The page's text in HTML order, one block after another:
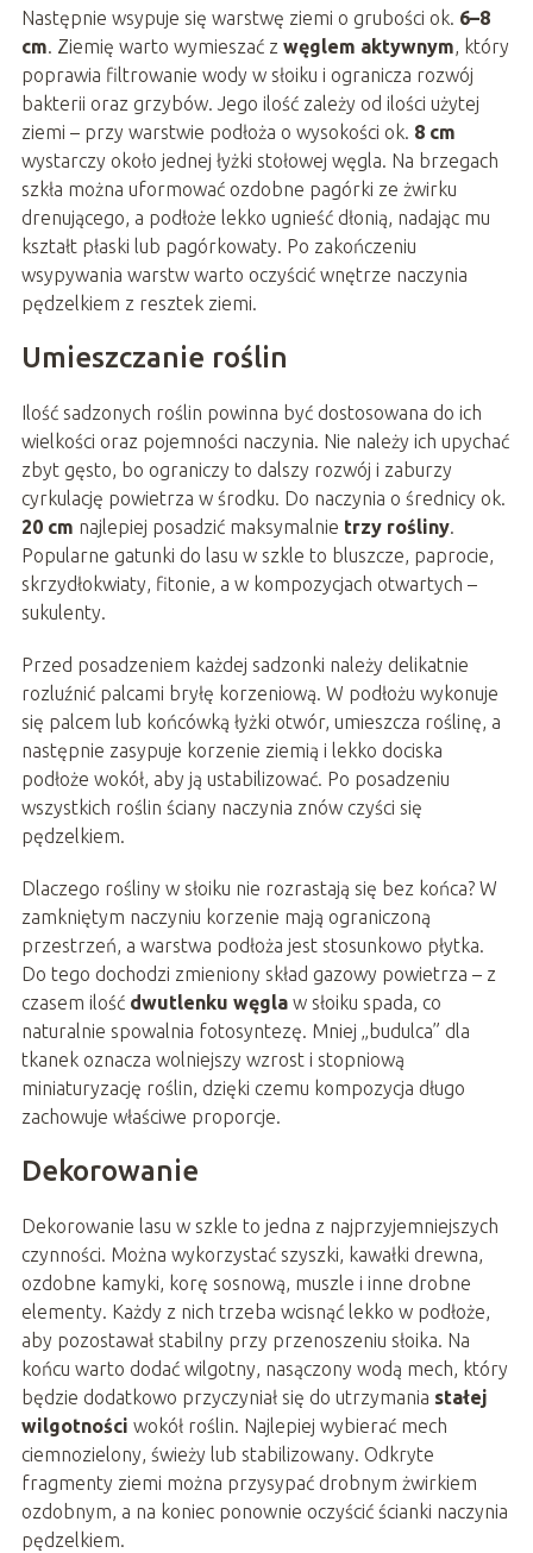
Następnie wsypuje się warstwę ziemi o grubości ok. 6–8
cm. Ziemię warto wymieszać z węglem aktywnym, który
poprawia filtrowanie wody w słoiku i ogranicza rozwój
bakterii oraz grzybów. Jego ilość zależy od ilości użytej
ziemi – przy warstwie podłoża o wysokości ok. 8 cm
wystarczy około jednej łyżki stołowej węgla. Na brzegach
szkła można uformować ozdobne pagórki ze żwirku
drenującego, a podłoże lekko ugnieść dłonią, nadając mu
kształt płaski lub pagórkowaty. Po zakończeniu
wsypywania warstw warto oczyścić wnętrze naczynia
pędzelkiem z resztek ziemi.
Umieszczanie roślin
Ilość sadzonych roślin powinna być dostosowana do ich
wielkości oraz pojemności naczynia. Nie należy ich upychać
zbyt gęsto, bo ograniczy to dalszy rozwój i zaburzy
cyrkulację powietrza w środku. Do naczynia o średnicy ok.
20 cm najlepiej posadzić maksymalnie trzy rośliny.
Popularne gatunki do lasu w szkle to bluszcze, paprocie,
skrzydłokwiaty, fitonie, a w kompozycjach otwartych –
sukulenty.
Przed posadzeniem każdej sadzonki należy delikatnie
rozluźnić palcami bryłę korzeniową. W podłożu wykonuje
się palcem lub końcówką łyżki otwór, umieszcza roślinę, a
następnie zasypuje korzenie ziemią i lekko dociska
podłoże wokół, aby ją ustabilizować. Po posadzeniu
wszystkich roślin ściany naczynia znów czyści się
pędzelkiem.
Dlaczego rośliny w słoiku nie rozrastają się bez końca? W
zamkniętym naczyniu korzenie mają ograniczoną
przestrzeń, a warstwa podłoża jest stosunkowo płytka.
Do tego dochodzi zmieniony skład gazowy powietrza – z
czasem ilość dwutlenku węglaw słoiku spada, co
naturalnie spowalnia fotosyntezę. Mniej „budulca” dla
tkanek oznacza wolniejszy wzrost i stopniową
miniaturyzację roślin, dzięki czemu kompozycja długo
zachowuje właściwe proporcje.
Dekorowanie
Dekorowanie lasu w szkle to jedna z najprzyjemniejszych
czynności. Można wykorzystać szyszki, kawałki drewna,
ozdobne kamyki, korę sosnową, muszle i inne drobne
elementy. Każdy z nich trzeba wcisnąć lekko w podłoże,
aby pozostawał stabilny przy przenoszeniu słoika. Na
końcu warto dodać wilgotny, nasączony wodą mech, który
będzie dodatkowo przyczyniał się do utrzymania stałej
wilgotności wokół roślin. Najlepiej wybierać mech
ciemnozielony, świeży lub stabilizowany. Odkryte
fragmenty ziemi można przysypać drobnym żwirkiem
ozdobnym, a na koniec ponownie oczyścić ścianki naczynia
pędzelkiem.